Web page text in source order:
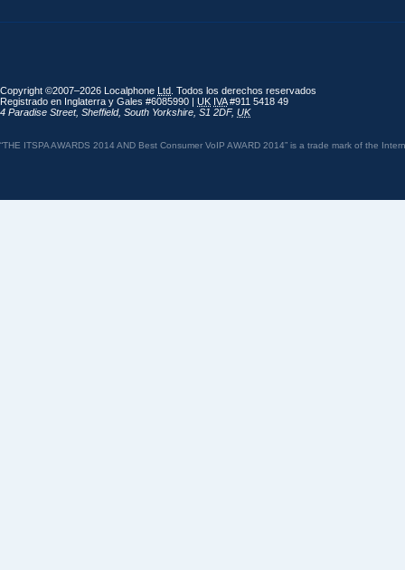
Copyright ©2007–2026 Localphone Ltd . Todos los derechos reservados
Registrado en Inglaterra y Gales #6085990 | UK IVA#911 5418 49
4 Paradise Street, Sheffield, South Yorkshire S1 2DF, UK
“THE ITSPA AWARDS 2014 AND Best Consumer VoIP AWARD 2014” is a trade mark of the